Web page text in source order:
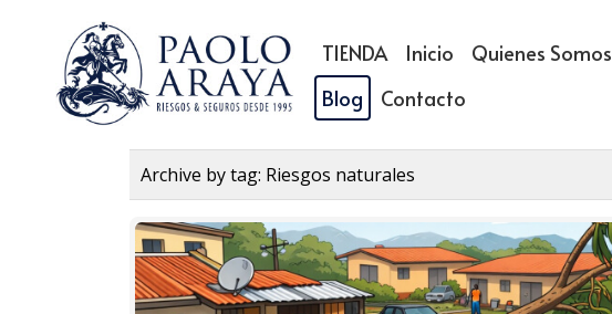
TIENDA Inicio Quienes Somos
Blog
Contacto
Archive by tag: Riesgos naturales